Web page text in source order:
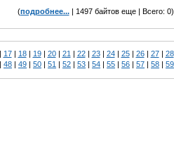
(подробнее...| 1497 байтов еще | Всего: 0)
17| 18| 19| 20| 21| 22| 23| 24| 25| 26| 27| 28
48 49 50 51 52 53 54 55 56 57 58 59